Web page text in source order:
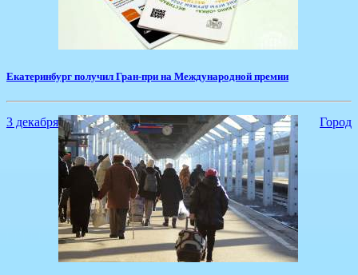
Екатеринбург получил Гран-при на Международной премии
3 декабря Город